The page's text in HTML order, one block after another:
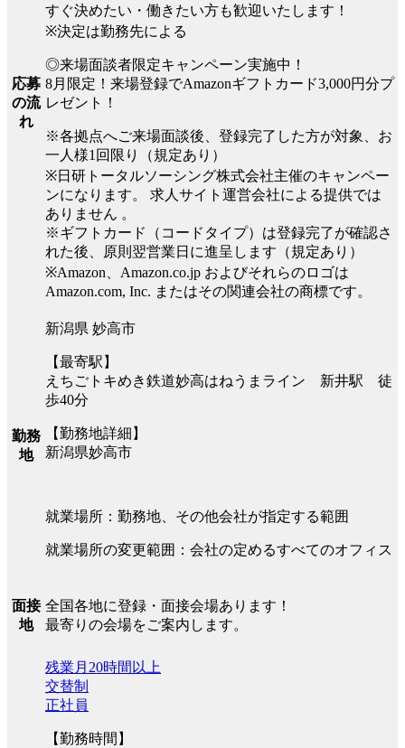
応募
の流
れ
すぐ決めたい・働きたい方も歓迎いたします！
※決定は勤務先による
◎来場面談者限定キャンペーン実施中！
8月限定！来場登録でAmazonギフトカード3,000円分プ
レゼント！
※各拠点へご来場面談後、登録完了した方が対象、お
一人様1回限り（規定あり）
※日研トータルソーシング株式会社主催のキャンペー
ンになります。 求人サイト運営会社による提供では
ありません 。
※ギフトカード（コードタイプ）は登録完了が確認さ
れた後、原則翌営業日に進呈します（規定あり）
※Amazon、Amazon.co.jp およびそれらのロゴは
Amazon.com, Inc. またはその関連会社の商標です。
勤務
地
新潟県 妙高市
【最寄駅】
えちごトキめき鉄道妙高はねうまライン 新井駅 徒
歩40分
【勤務地詳細】
新潟県妙高市
就業場所：勤務地、その他会社が指定する範囲
就業場所の変更範囲：会社の定めるすべてのオフィス
面接
地
全国各地に登録・面接会場あります！
最寄りの会場をご案内します。
残業月20時間以上
交替制
正社員
【勤務時間】